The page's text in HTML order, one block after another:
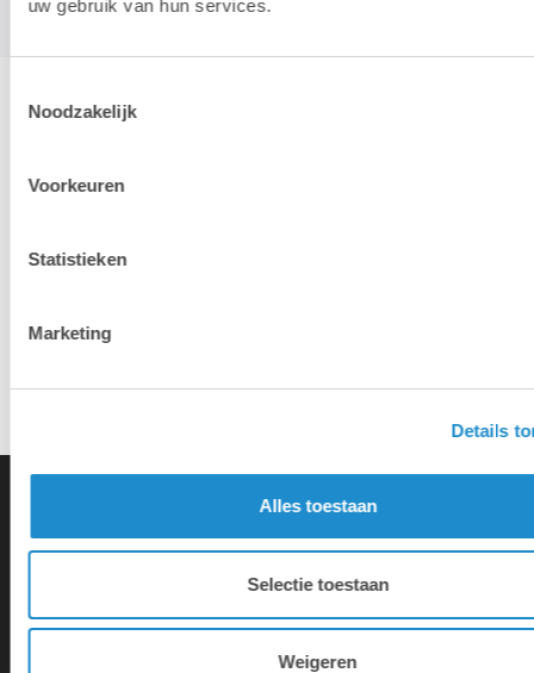
uw gebruik van hun services.
Noodzakelijk
Voorkeuren
Statistieken
Marketing
Details
Alles toestaan
Selectie toestaan
Weigeren
Overname van je oude toestellen
Lab9 is de grootste Apple Premium